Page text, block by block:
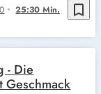
bookmark_border
25:30 Min.
- Die
Geschmack